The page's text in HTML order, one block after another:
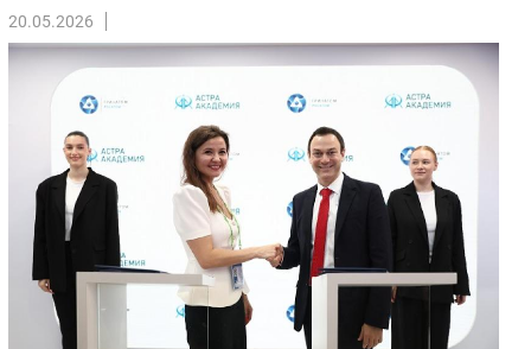
Интеграция
Рынок ПК
Маркетинг
Торговые сети
Оборудование
ПО
Outsourcing
Регулирование
Финансы
20.05.2026